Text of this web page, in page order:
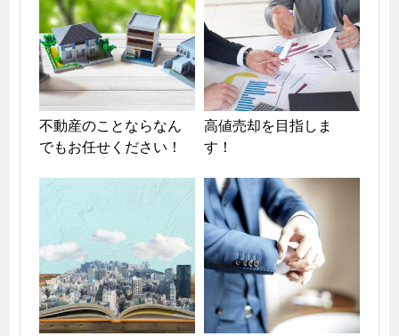
不動産のことならなん
でもお任せください！
高値売却を目指しま
す！